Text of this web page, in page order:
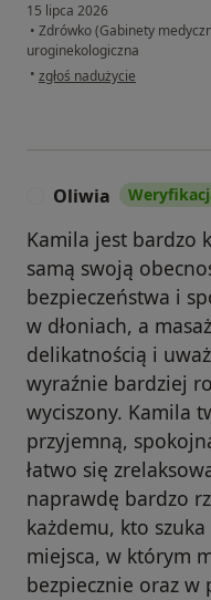
15 lipca 2026
• Zdrówko (Gabinety
uroginekologiczna
• w opinii użytkownika Kasia
zgłoś nadużycie
Oliwia
Kamila jest bardzo
samą swoją
bezpieczeństwa i
w dłoniach, a
delikatnością i
wyraźnie bardziej
wyciszony. Kamila
przyjemną,
łatwo się
naprawdę bardzo
każdemu, kto
miejsca, w którym
bezpiecznie oraz w